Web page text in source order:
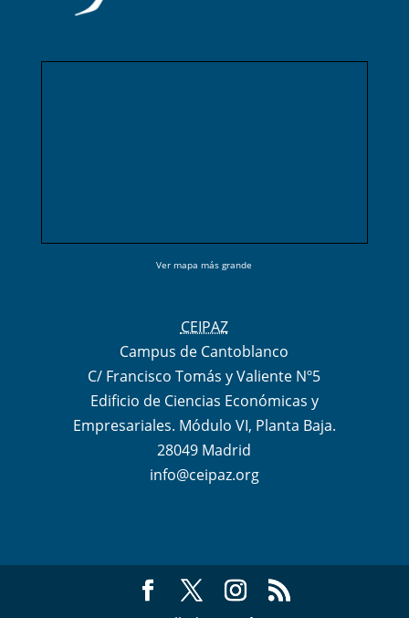
Ver mapa más grande
CEIPAZ
Campus de Cantoblanco
C/ Francisco Tomás y Valiente Nº5
Edificio de Ciencias Económicas y
Empresariales. Módulo VI, Planta Baja.
28049 Madrid
info@ceipaz.org